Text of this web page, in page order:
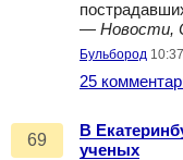
— Новости,
Бульбород
25
69
В
ученых